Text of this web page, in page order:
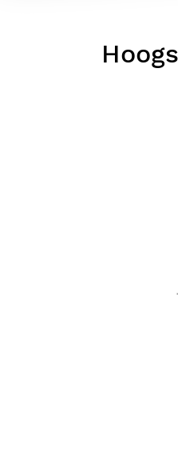
weg van de massa. En